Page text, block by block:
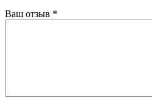
Ваш отзыв *